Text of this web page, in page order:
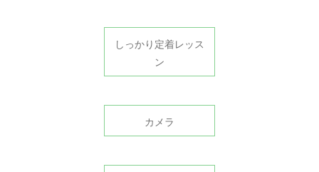
しっかり定着レッス
ン
カメラ